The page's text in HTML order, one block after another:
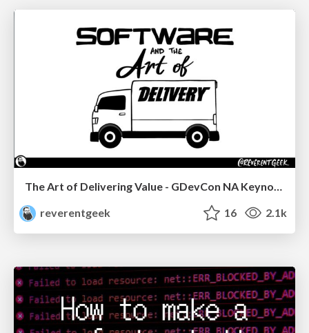
The Art of Delivering Value - GDevCon NA Keynote
reverentgeek
16 2.1k